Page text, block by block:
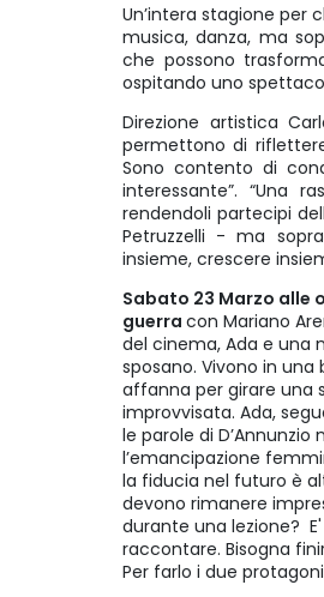
Un’intera stagione per
musica, danza, ma
che possono
ospitando uno
Direzione artistica
permettono di
Sono contento di
interessante”. “Una
rendendoli partecipi
Petruzzelli - ma
insieme, crescere
Sabato 23 Marzo alle
guerra con Mariano
del cinema, Ada e una
sposano. Vivono in una
affanna per girare una
improvvisata. Ada,
le parole di
l’emancipazione
la fiducia nel futuro è
devono rimanere
durante una lezione?
raccontare. Bisogna
Per farlo i due